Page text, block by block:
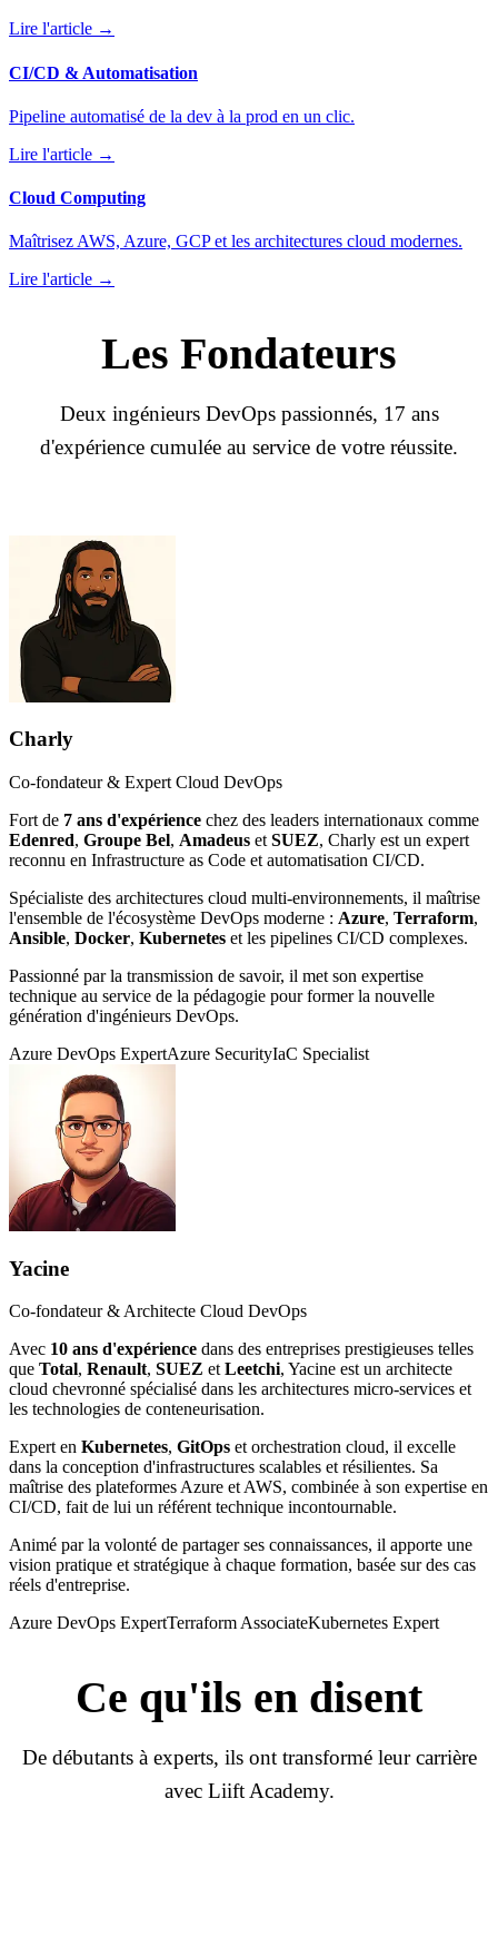
Lire l'article →
CI/CD & Automatisation
Pipeline automatisé de la dev à la prod en un clic.
Lire l'article →
Cloud Computing
Maîtrisez AWS, Azure, GCP et les architectures cloud modernes.
Lire l'article →
Les Fondateurs
Deux ingénieurs DevOps passionnés, 17 ans
d'expérience cumulée au service de votre réussite.
Charly
Co-fondateur & Expert Cloud DevOps
Fort de 7 ans d'expérience chez des leaders internationaux comme
Edenred, Groupe Bel, Amadeus et SUEZ, Charly est un expert
reconnu en Infrastructure as Code et automatisation CI/CD.
Spécialiste des architectures cloud multi-environnements, il maîtrise
l'ensemble de l'écosystème DevOps moderne : Azure, Terraform,
Ansible, Docker, Kubernetes et les pipelines CI/CD complexes.
Passionné par la transmission de savoir, il met son expertise
technique au service de la pédagogie pour former la nouvelle
génération d'ingénieurs DevOps.
Azure DevOps ExpertAzure SecurityIaC Specialist
Yacine
Co-fondateur & Architecte Cloud DevOps
Avec 10 ans d'expérience dans des entreprises prestigieuses telles
que Total, Renault, SUEZ et Leetchi, Yacine est un architecte
cloud chevronné spécialisé dans les architectures micro-services et
les technologies de conteneurisation.
Expert en Kubernetes, GitOps et orchestration cloud, il excelle
dans la conception d'infrastructures scalables et résilientes. Sa
maîtrise des plateformes Azure et AWS, combinée à son expertise en
CI/CD, fait de lui un référent technique incontournable.
Animé par la volonté de partager ses connaissances, il apporte une
vision pratique et stratégique à chaque formation, basée sur des cas
réels d'entreprise.
Azure DevOps ExpertTerraform AssociateKubernetes Expert
Ce qu'ils en disent
De débutants à experts, ils ont transformé leur carrière
avec Liift Academy.